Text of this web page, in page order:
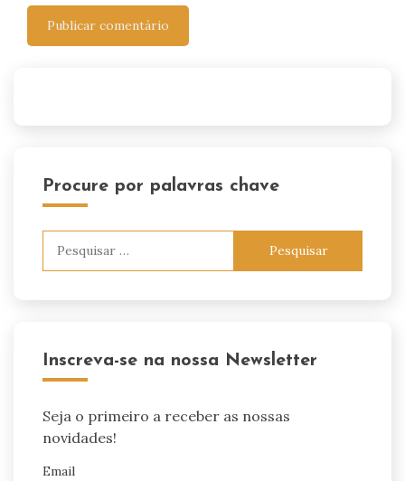
Procure por palavras chave
Inscreva-se na nossa Newsletter
Seja o primeiro a receber as nossas
novidades!
Email